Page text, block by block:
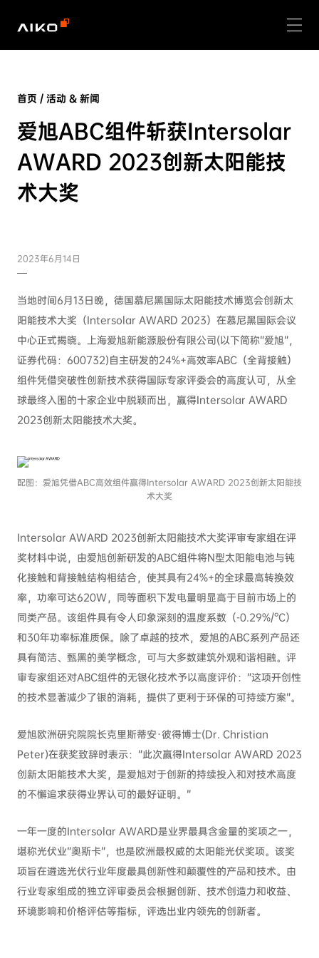
首页 / 活动 & 新闻
爱旭ABC组件斩获Intersolar
AWARD 2023创新太阳能技
术大奖
2023年6月14日
当地时间6月13日晚，德国慕尼黑国际太阳能技术博览会创新太
阳能技术大奖（Intersolar AWARD 2023）在慕尼黑国际会议
中心正式揭晓。上海爱旭新能源股份有限公司(以下简称“爱旭”，
证券代码：600732)自主研发的24%+高效率ABC（全背接触）
组件凭借突破性创新技术获得国际专家评委会的高度认可，从全
球最终入围的十家企业中脱颖而出，赢得Intersolar AWARD
2023创新太阳能技术大奖。
配图：爱旭凭借ABC高效组件赢得Intersolar AWARD 2023创新太阳能技
术大奖
Intersolar AWARD 2023创新太阳能技术大奖评审专家组在评
奖材料中说，由爱旭创新研发的ABC组件将N型太阳能电池与钝
化接触和背接触结构相结合，使其具有24%+的全球最高转换效
率，功率可达620W，同等面积下发电量明显高于目前市场上的
同类产品。该组件具有令人印象深刻的温度系数（-0.29%/°C）
和30年功率标准质保。除了卓越的技术，爱旭的ABC系列产品还
具有简洁、甄黑的美学概念，可与大多数建筑外观和谐相融。评
审专家组还对ABC组件的无银化技术予以高度评价：“这项开创性
的技术显著减少了银的消耗，提供了更利于环保的可持续方案”。
爱旭欧洲研究院院长克里斯蒂安·彼得博士(Dr. Christian
Peter)在获奖致辞时表示：“此次赢得Intersolar AWARD 2023
创新太阳能技术大奖，是爱旭对于创新的持续投入和对技术高度
的不懈追求获得业界认可的最好证明。”
一年一度的Intersolar AWARD是业界最具含金量的奖项之一，
堪称光伏业“奥斯卡”，也是欧洲最权威的太阳能光伏奖项。该奖
项旨在遴选光伏行业年度最具创新性和颠覆性的产品和技术。由
行业专家组成的独立评审委员会根据创新、技术创造力和收益、
环境影响和价格评估等指标，评选出业内领先的创新者。